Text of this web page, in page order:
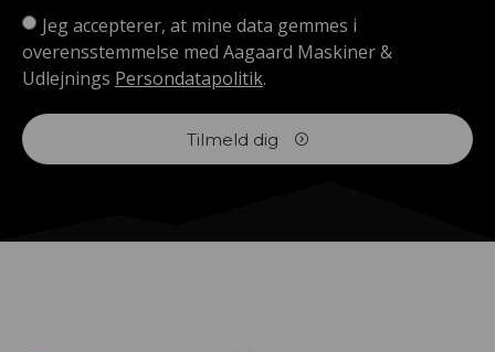
Jeg accepterer, at mine data gemmes i
overensstemmelse med Aagaard Maskiner &
Udlejnings Persondatapolitik.
Tilmeld dig